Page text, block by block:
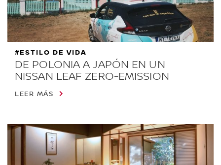
DE POLONIA A JAPÓN EN UN
NISSAN LEAF ZERO-EMISSION
#ESTILO DE VIDA
LEER MÁS